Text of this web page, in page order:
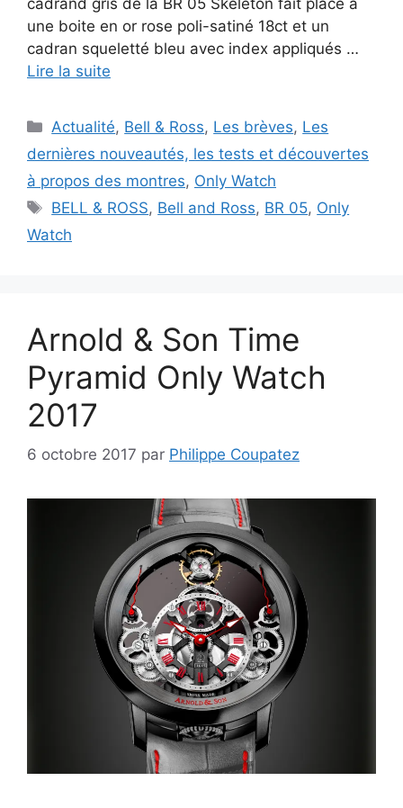
une boite en or rose poli-satiné 18ct et un
cadran squeletté bleu avec index appliqués …
Lire la suite
Catégories
Actualité, Bell & Ross, Les brèves, Les
dernières nouveautés, les tests et découvertes
à propos des montres, Only Watch
Étiquettes
BELL & ROSS, Bell and Ross, BR 05, Only
Watch
Arnold & Son Time
Pyramid Only Watch
2017
6 octobre 2017 par Philippe Coupatez